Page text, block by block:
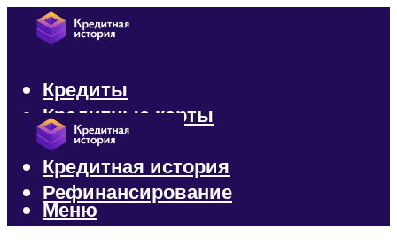
Кредиты
Кредитные карты
Микрозаймы
Кредитная история
Рефинансирование
Меню